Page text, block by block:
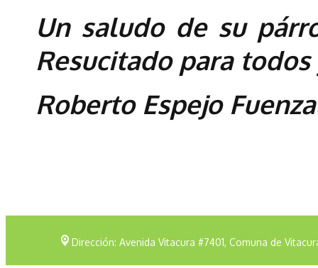
Un saludo de su
Resucitado para
Roberto Espejo
Dirección: Avenida Vitacura #7401, Comuna de